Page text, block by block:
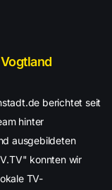
berichtet seit
hinter
ausgebildeten
konnten wir
TV-